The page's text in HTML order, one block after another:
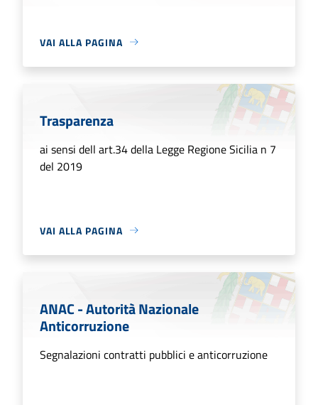
VAI ALLA PAGINA
Trasparenza
ai sensi dell art.34 della Legge Regione Sicilia n 7
del 2019
VAI ALLA PAGINA
ANAC - Autorità Nazionale
Anticorruzione
Segnalazioni contratti pubblici e anticorruzione